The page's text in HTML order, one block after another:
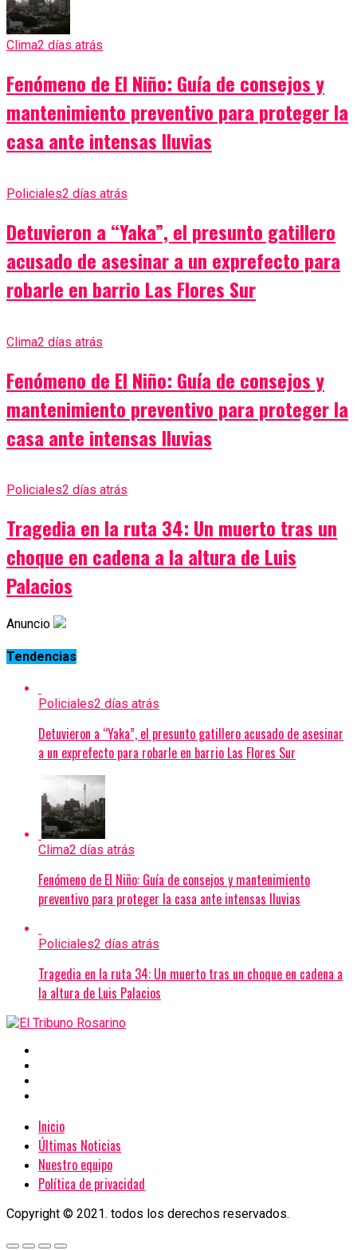
Clima2 días atrás
Fenómeno de El Niño: Guía de consejos y
mantenimiento preventivo para proteger la
casa ante intensas lluvias
Policiales2 días atrás
Detuvieron a “Yaka”, el presunto gatillero
acusado de asesinar a un exprefecto para
robarle en barrio Las Flores Sur
Clima2 días atrás
Fenómeno de El Niño: Guía de consejos y
mantenimiento preventivo para proteger la
casa ante intensas lluvias
Policiales2 días atrás
Tragedia en la ruta 34: Un muerto tras un
choque en cadena a la altura de Luis
Palacios
Anuncio
Tendencias
Policiales2 días atrás
Detuvieron a “Yaka”, el presunto gatillero acusado de asesinar
a un exprefecto para robarle en barrio Las Flores Sur
Clima2 días atrás
Fenómeno de El Niño: Guía de consejos y mantenimiento
preventivo para proteger la casa ante intensas lluvias
Policiales2 días atrás
Tragedia en la ruta 34: Un muerto tras un choque en cadena a
la altura de Luis Palacios
Inicio
Últimas Noticias
Nuestro equipo
Política de privacidad
Copyright © 2021. todos los derechos reservados.